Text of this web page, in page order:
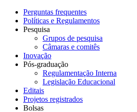
Perguntas frequentes
Políticas e Regulamentos
Pesquisa
Grupos de pesquisa
Câmaras e comitês
Inovação
Pós-graduação
Regulamentação Interna
Legislação Educacional
Editais
Projetos registrados
Bolsas